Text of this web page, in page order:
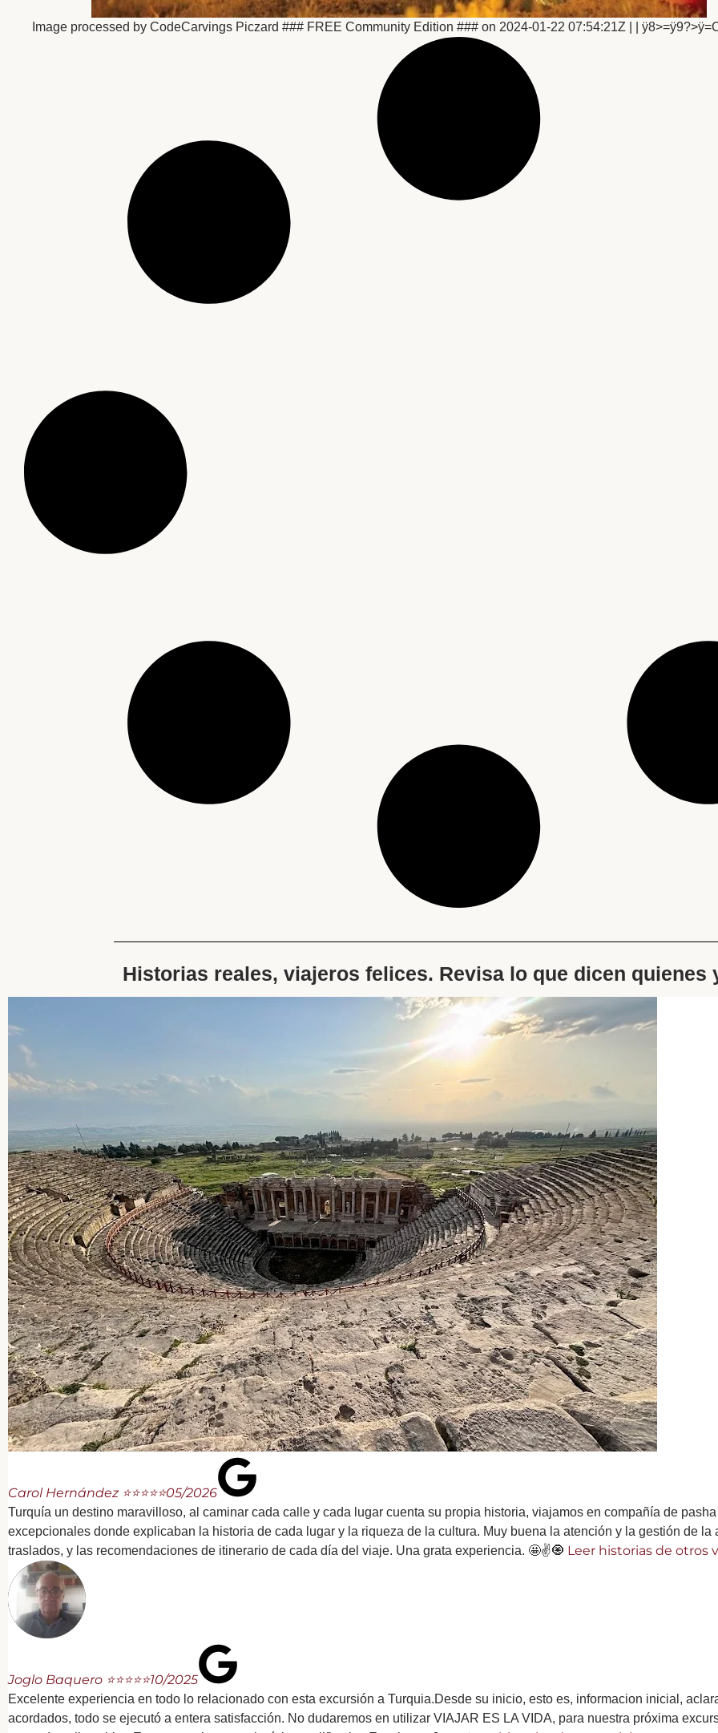
Image processed by CodeCarvings Piczard ### FREE Community Edition ### on 2024-01-22 07:54:21Z | |
Historias reales, viajeros felices. Revisa lo que dicen quienes
Carol Hernández ⭐⭐⭐⭐⭐05/2026
Turquía un destino maravilloso, al caminar cada calle y cada lugar cuenta su propia historia, viajamos en compañía de
excepcionales donde explicaban la historia de cada lugar y la riqueza de la cultura. Muy buena la atención y la gestión de
traslados, y las recomendaciones de itinerario de cada día del viaje. Una grata experiencia. 🤩✌️🧿 Leer historias de otros
Joglo Baquero ⭐⭐⭐⭐⭐10/2025
Excelente experiencia en todo lo relacionado con esta excursión a Turquia.Desde su inicio, esto es, informacion inicial,
acordados, todo se ejecutó a entera satisfacción. No dudaremos en utilizar VIAJAR ES LA VIDA, para nuestra próxima